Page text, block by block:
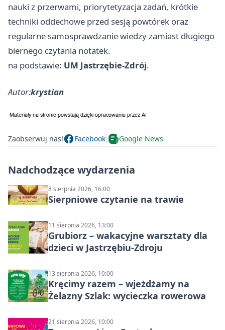
nauki z przerwami, priorytetyzacja zadań, krótkie
techniki oddechowe przed sesją powtórek oraz
regularne samosprawdzanie wiedzy zamiast długiego
biernego czytania notatek.
na podstawie: UM Jastrzębie-Zdrój.
Autor:krystian
Zaobserwuj nas! Facebook Google News
Nadchodzące wydarzenia
8 sierpnia 2026, 16:00
Sierpniowe czytanie na trawie
11 sierpnia 2026, 13:00
Grubiorz – wakacyjne warsztaty dla
dzieci w Jastrzębiu-Zdroju
13 sierpnia 2026, 10:00
Kręcimy razem – wjeżdżamy na
Żelazny Szlak: wycieczka rowerowa
21 sierpnia 2026, 10:00